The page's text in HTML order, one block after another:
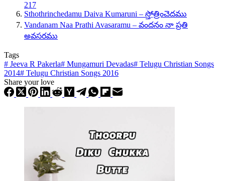
217
Sthothrinchedamu Daiva Kumaruni – స్తోత్రించెదము
Vandanam Naa Prathi Avasaramu – వందనం నా ప్రతి
అవసరము
Tags
# Jeeva R Pakerla# Mungamuri Devadas# Telugu Christian Songs
2014# Telugu Christian Songs 2016
Share your love